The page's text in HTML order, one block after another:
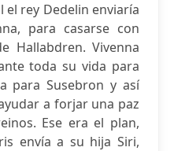
el rey Dedelin enviaría
para casarse con
Hallabdren. Vivenna
toda su vida para
para Susebron y así
a forjar una paz
Ese era el plan,
envía a su hija Siri,